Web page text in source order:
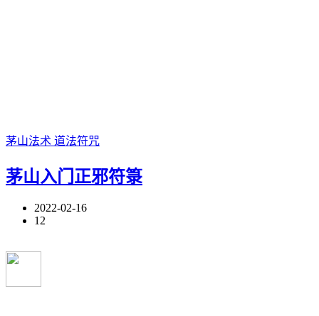
茅山法术 道法符咒
茅山入门正邪符箓
2022-02-16
12